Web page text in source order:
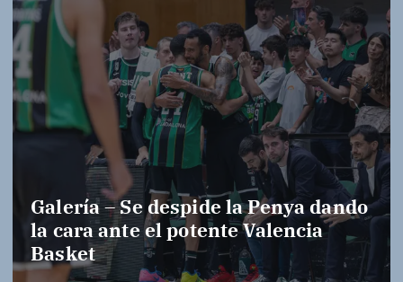
Galería – Se despide la Penya dando
la cara ante el potente Valencia
Basket